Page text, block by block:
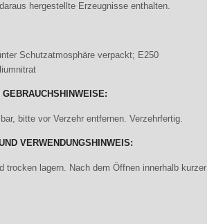
hergestellte Erzeugnisse enthalten.
Schutzatmosphäre verpackt; E250
bitte vor Verzehr entfernen. Verzehrfertig.
VERWENDUNGSHINWEIS:
trocken lagern. Nach dem Öffnen innerhalb kurzer